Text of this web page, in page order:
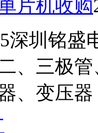
片机收购
深圳铭盛
、三极
、变压